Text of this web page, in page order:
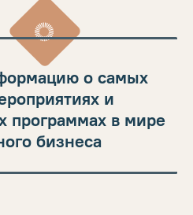
о самых
и
программах в мире
бизнеса